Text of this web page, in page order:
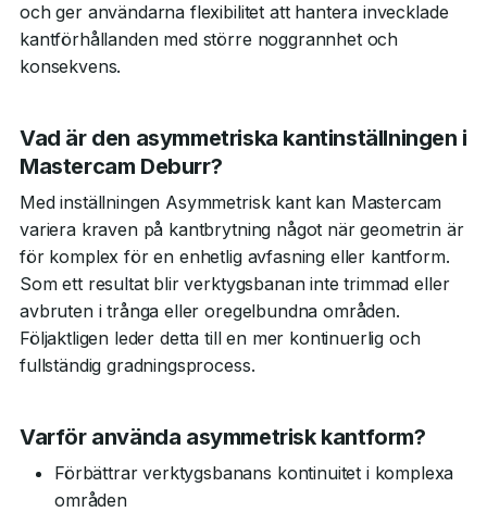
och ger användarna flexibilitet att hantera invecklade
kantförhållanden med större noggrannhet och
konsekvens.
Vad är den asymmetriska kantinställningen i
Mastercam Deburr?
Med inställningen Asymmetrisk kant kan Mastercam
variera kraven på kantbrytning något när geometrin är
för komplex för en enhetlig avfasning eller kantform.
Som ett resultat blir verktygsbanan inte trimmad eller
avbruten i trånga eller oregelbundna områden.
Följaktligen leder detta till en mer kontinuerlig och
fullständig gradningsprocess.
Varför använda asymmetrisk kantform?
Förbättrar verktygsbanans kontinuitet i komplexa
områden